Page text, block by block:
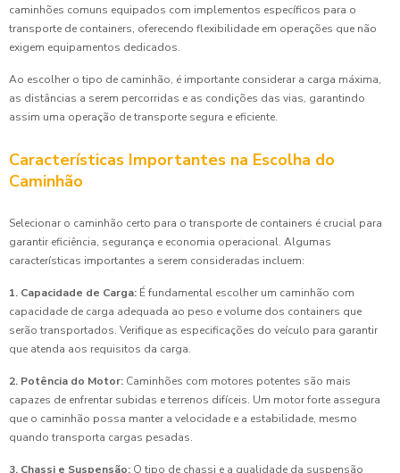
caminhões comuns equipados com implementos específicos para o
transporte de containers, oferecendo flexibilidade em operações que não
exigem equipamentos dedicados.
Ao escolher o tipo de caminhão, é importante considerar a carga máxima,
as distâncias a serem percorridas e as condições das vias, garantindo
assim uma operação de transporte segura e eficiente.
Características Importantes na Escolha do
Caminhão
Selecionar o caminhão certo para o transporte de containers é crucial para
garantir eficiência, segurança e economia operacional. Algumas
características importantes a serem consideradas incluem:
1. Capacidade de Carga: É fundamental escolher um caminhão com
capacidade de carga adequada ao peso e volume dos containers que
serão transportados. Verifique as especificações do veículo para garantir
que atenda aos requisitos da carga.
2. Potência do Motor: Caminhões com motores potentes são mais
capazes de enfrentar subidas e terrenos difíceis. Um motor forte assegura
que o caminhão possa manter a velocidade e a estabilidade, mesmo
quando transporta cargas pesadas.
3. Chassi e Suspensão: O tipo de chassi e a qualidade da suspensão